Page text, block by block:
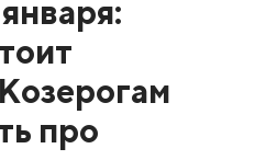
про